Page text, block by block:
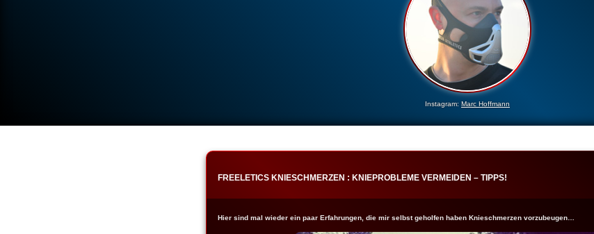
Instagram: Marc Hoffmann
FREELETICS KNIESCHMERZEN : KNIEPROBLEME VERMEIDEN – TIPPS!
Hier sind mal wieder ein paar Erfahrungen, die mir selbst geholfen haben Knieschmerzen vorzubeugen…